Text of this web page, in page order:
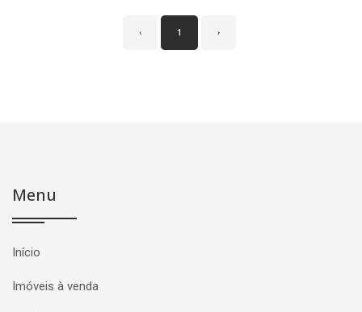
‹ 1 ›
Menu
Início
Imóveis à venda